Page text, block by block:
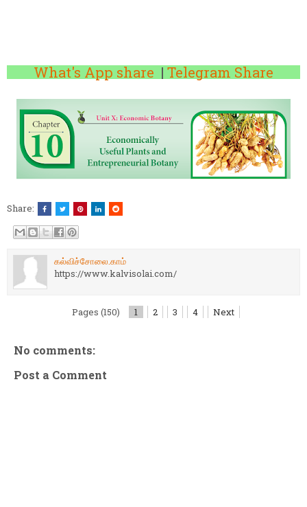
What's App share | Telegram Share
Share:
கல்விச்சோலை.காம்
https://www.kalvisolai.com/
Pages (150) 1 2 3 4 Next
No comments:
Post a Comment